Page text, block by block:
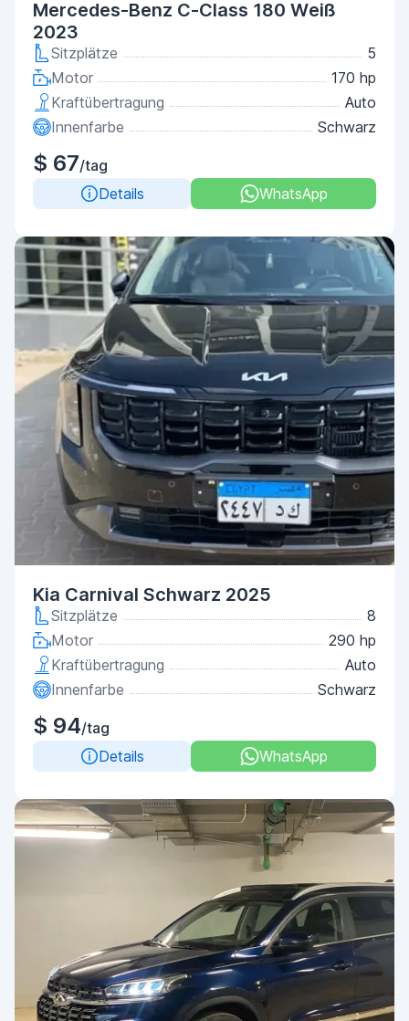
Mercedes-Benz C-Class 180 Weiß
2023
Sitzplätze
5
Motor
170 hp
Kraftübertragung
Auto
Innenfarbe
Schwarz
$ 67/tag
Details
WhatsApp
Kia Carnival Schwarz 2025
Sitzplätze
8
Motor
290 hp
Kraftübertragung
Auto
Innenfarbe
Schwarz
$ 94/tag
Details
WhatsApp